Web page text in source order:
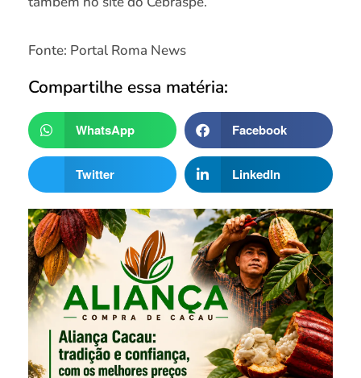
Fonte: Portal Roma News
Compartilhe essa matéria:
WhatsApp Facebook
Twitter LinkedIn